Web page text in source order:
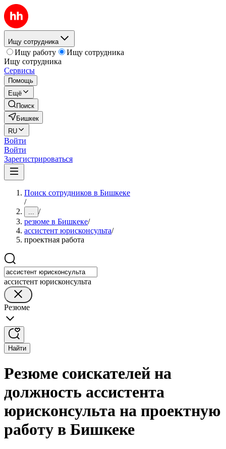
Ищу сотрудника
Ищу работу
Ищу сотрудника
Ищу сотрудника
Сервисы
Помощь
Ещё
Поиск
Бишкек
RU
Войти
Войти
Зарегистрироваться
Поиск сотрудников в Бишкеке
/
... /
резюме в Бишкеке/
ассистент юрисконсульта/
проектная работа
ассистент юрисконсульта
Резюме
Найти
Резюме соискателей на
должность ассистента
юрисконсульта на проектную
работу в Бишкеке